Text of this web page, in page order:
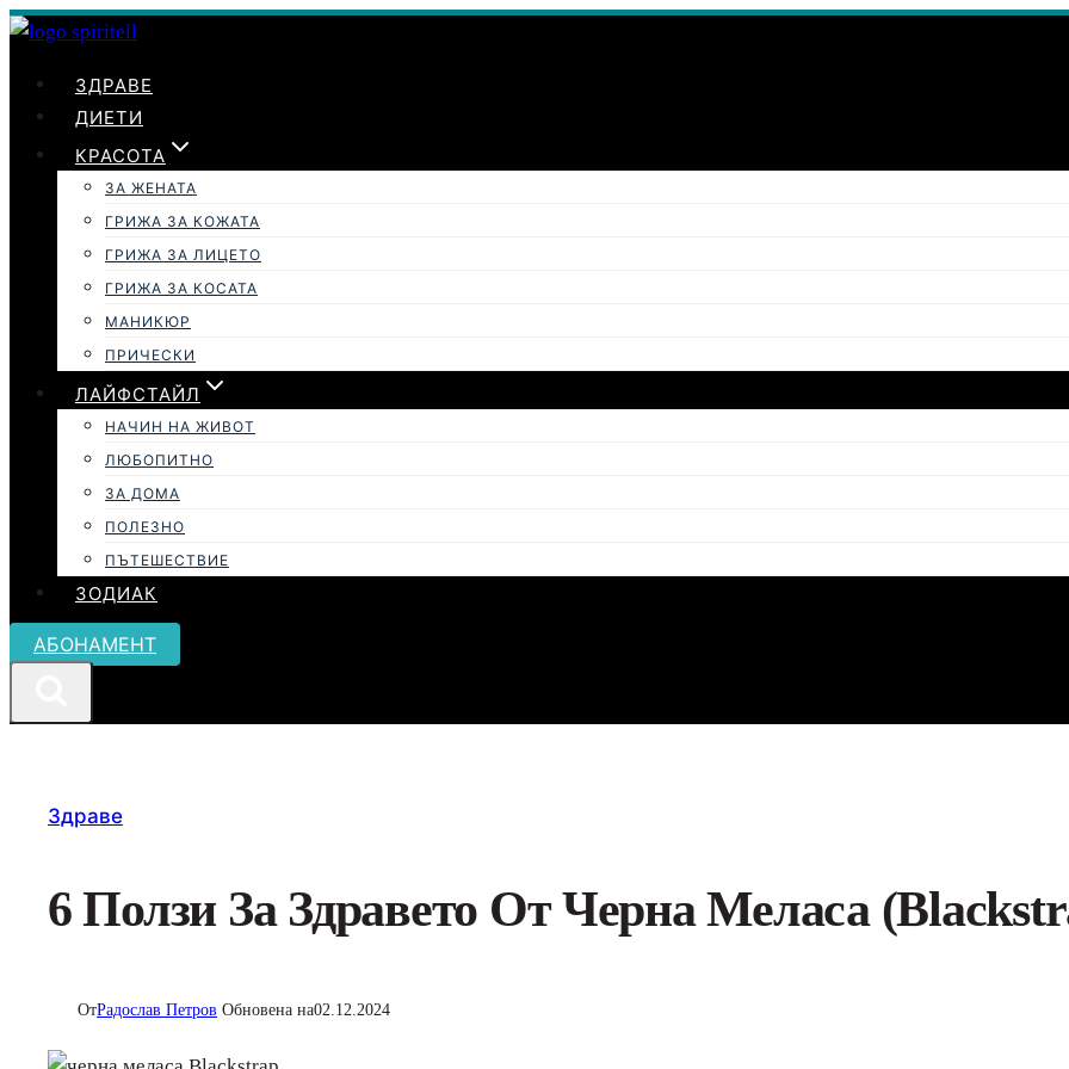
Към
ЗДРАВЕ
ДИЕТИ
КРАСОТА
ЗА ЖЕНАТА
ГРИЖА ЗА КОЖАТА
ГРИЖА ЗА ЛИЦЕТО
ГРИЖА ЗА КОСАТА
МАНИКЮР
ПРИЧЕСКИ
ЛАЙФСТАЙЛ
НАЧИН НА ЖИВОТ
ЛЮБОПИТНО
ЗА ДОМА
ПОЛЕЗНО
ПЪТЕШЕСТВИЕ
ЗОДИАК
АБОНАМЕНТ
Здраве
6 Ползи За Здравето От Черна Меласа
ОтРадослав Петров Обновена на02.12.2024